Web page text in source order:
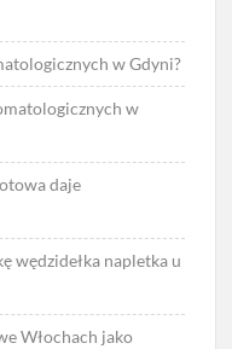
w Gdyni?
w
daje
wędzidełka napletka u
Włochach jako